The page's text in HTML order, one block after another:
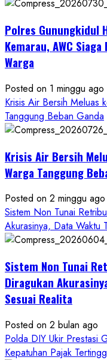
Dugaan
Masuk
Kerja
Seret
Oknum
Wartawan
Polres Gunungkidul
Kemarau, AWC
Warga
Posted on 1 minggu ago
Krisis Air Bersih Meluas
Tanggung Beban Ganda
Krisis Air Bersih
Warga Tanggung
Posted on 2 minggu ago
Sistem Non Tunai
Akurasinya, Data Waktu
Sistem Non Tunai
Diragukan
Sesuai Realita
Posted on 2 bulan ago
Polda DIY Ukir Prestasi
Kepatuhan Pajak